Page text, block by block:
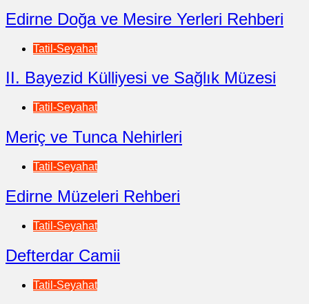
Edirne Doğa ve Mesire Yerleri Rehberi
Tatil-Seyahat
II. Bayezid Külliyesi ve Sağlık Müzesi
Tatil-Seyahat
Meriç ve Tunca Nehirleri
Tatil-Seyahat
Edirne Müzeleri Rehberi
Tatil-Seyahat
Defterdar Camii
Tatil-Seyahat